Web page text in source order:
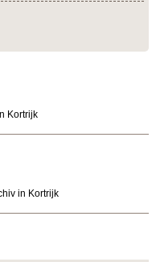
Kortrijk
in Kortrijk